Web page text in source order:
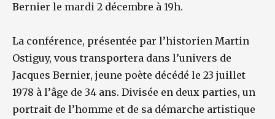
Bernier le mardi 2 décembre à 19h.
La conférence, présentée par l’historien Martin
Ostiguy, vous transportera dans l’univers de
Jacques Bernier, jeune poète décédé le 23 juillet
1978 à l’âge de 34 ans. Divisée en deux parties, un
portrait de l’homme et de sa démarche artistique